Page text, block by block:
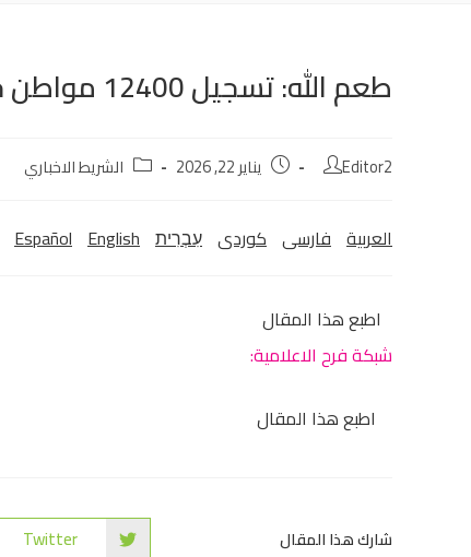
طعم الله: تسجيل 12400 مواطن جديد في سجل الناخبين
Editor2 يناير 22, 2026 الشريط الاخباري
العربية فارسی كوردی‎ עִבְרִית Español English
اطبع هذا المقال
شبكة فرح الاعلامية:
اطبع هذا المقال
شارك هذا المقال Twitter